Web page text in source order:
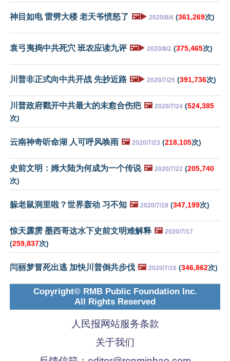
神目如电 雷劈大楼 老天爷愤怒了 🖼️▶️ 2020/8/4 (361,269次)
袁弓夷捣中共死穴 班农应读九评 🖼️▶️ 2020/8/2 (375,465次)
川普非正式向中共开战 先抄近路 🖼️▶️ 2020/7/25 (391,736次)
川普政府戳开中共最大的未愈合伤疤 🖼️ 2020/7/24 (524,385
次)
云南神奇听命湖 人可呼风唤雨 🖼️ 2020/7/23 (218,105次)
史前文明：姆大陆为何成为一个传说 🖼️ 2020/7/22 (205,740
次)
躲老鼠洞里啦？世界轰动 习不知 🖼️ 2020/7/18 (347,199次)
惊天霹雳 墨西哥这水下史前文明难解释 🖼️ 2020/7/17
(259,837次)
闫丽梦冒死出逃 加快川普倒共步伐 🖼️ 2020/7/16 (346,862次)
Copyright© RMB Public Foundation Inc.
All Rights Reserved
人民报网站服务条款
关于我们